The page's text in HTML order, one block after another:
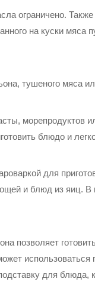
ограничено.
на куски мяса
тушеного мяса
морепродуктов
блюдо и
для
и блюд из яиц.
позволяет
использоваться
для блюда,